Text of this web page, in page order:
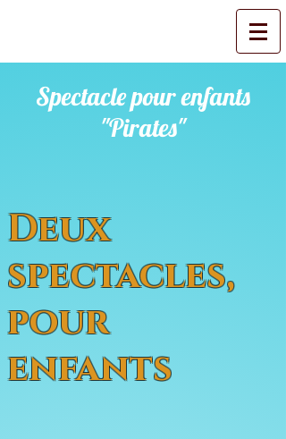
Spectacle pour enfants
"Pirates"
Deux
spectacles,
pour
enfants